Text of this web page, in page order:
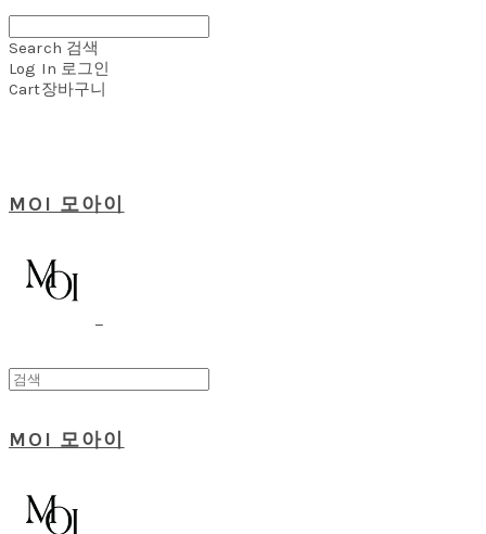
Search 검색
Log In 로그인
Cart장바구니
MOI 모아이
MOI 모아이